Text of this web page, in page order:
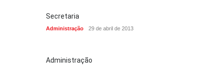
Secretaria
Administração 29 de abril de 2013
Administração